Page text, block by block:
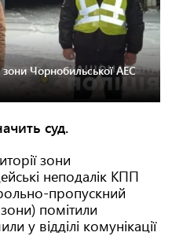
Чорнобильської АЕС
суд.
зони
неподалік КПП
пропускний
помітили
у відділі комунікації